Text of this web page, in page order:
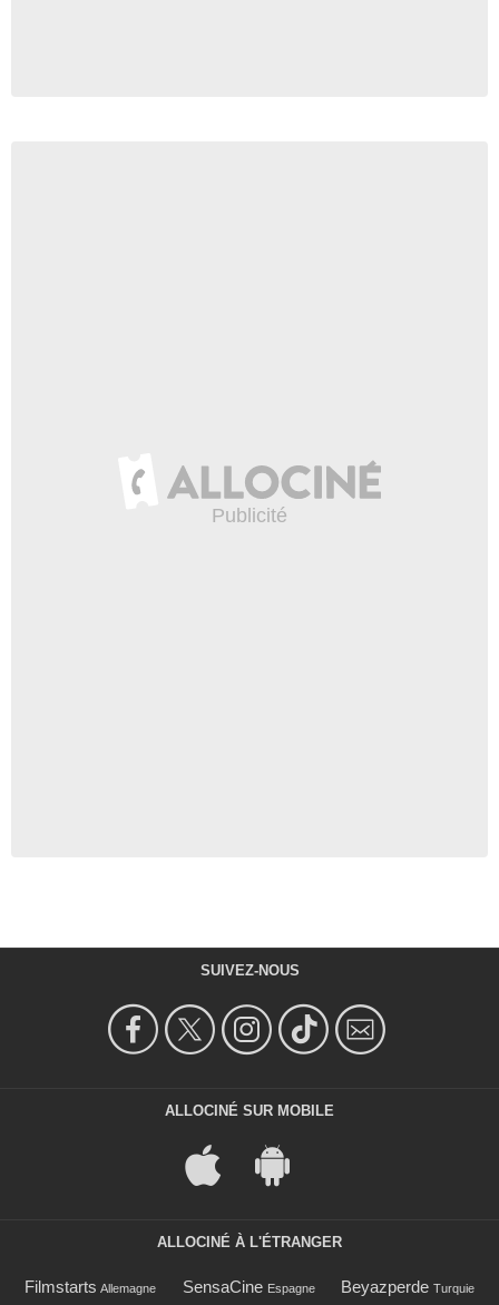
SUIVEZ-NOUS
ALLOCINÉ SUR MOBILE
ALLOCINÉ À L'ÉTRANGER
Filmstarts Allemagne SensaCine Espagne Beyazperde Turquie